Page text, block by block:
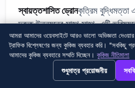
View this page in
স্বায়ত্তশাসিত ড্রোনকৃত্রিম বুদ্ধিমত্তা
দ্রুত উন্নয়নের সাথে সাথে, এটি
ক্ষেত্রে গুরুত্বপূর্ণ ভূমিকা পালনের জন্য
ভবিষ্যতের জন্য কৌশল তৈরির জন্য এই
বাস্তবতার মধ্যে ভারসাম্য সঠিকভাবে
গুরুত্বপূর্ণ। ড্রোন প্রযুক্তির
আমরা আমাদের ওয়েবসাইটে আরও ভালো অভিজ্ঞতা
ট্রাফিক বিশ্লেষণের জন্য কুকিজ ব্যবহার করি।
আমাদের কুকিজ ব্যবহারে সম্মতি দিচ্ছেন। কুকিজ নীতিমালা
শুধুমাত্র প্রয়োজনীয়